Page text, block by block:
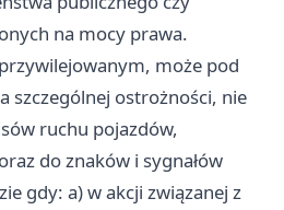
na mocy prawa.
może pod
szczególnej ostrożności, nie
ruchu pojazdów,
do znaków i sygnałów
gdy: a) w akcji związanej z